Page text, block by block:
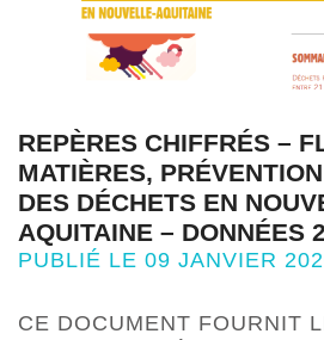
REPÈRES CHIFFRÉS –
MATIÈRES,
DES DÉCHETS EN
AQUITAINE – DONNÉES
PUBLIÉ LE 09 JANVIER
CE DOCUMENT FOURNIT